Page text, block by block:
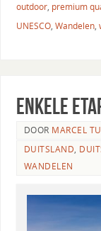
outdoor, premium
UNESCO, Wandelen,
Enkele
DOOR MARCEL
DUITSLAND,
WANDELEN